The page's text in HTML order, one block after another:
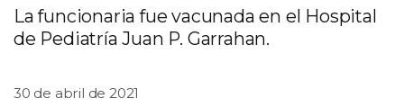
La funcionaria fue vacunada en el Hospital
de Pediatría Juan P. Garrahan.
30 de abril de 2021